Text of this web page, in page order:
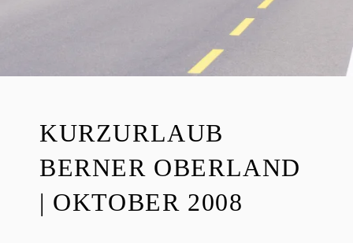
KURZURLAUB
BERNER OBERLAND
| OKTOBER 2008